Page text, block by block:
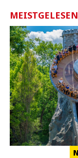
MEISTGELESEN